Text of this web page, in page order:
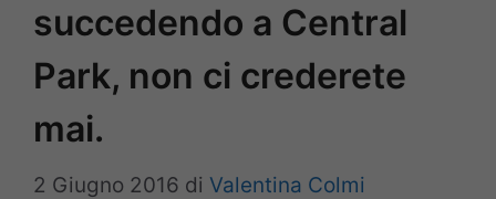
succedendo a Central
Park, non ci crederete
mai.
2 Giugno 2016 di Valentina Colmi